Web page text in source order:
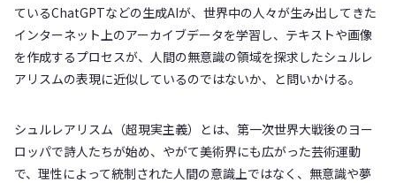
ているChatGPTなどの生成AIが、世界中の人々が生み出してきた
インターネット上のアーカイブデータを学習し、テキストや画像
を作成するプロセスが、人間の無意識の領域を探求したシュルレ
アリスムの表現に近似しているのではないか、と問いかける。
シュルレアリスム（超現実主義）とは、第一次世界大戦後のヨー
ロッパで詩人たちが始め、やがて美術界にも広がった芸術運動
で、理性によって統制された人間の意識上ではなく、無意識や夢